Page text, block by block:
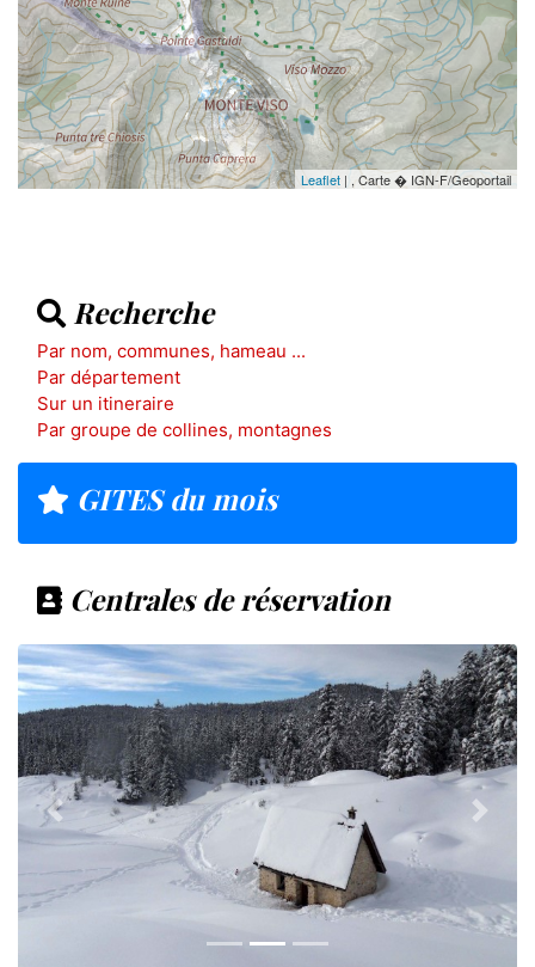
Leaflet | , Carte � IGN-F/Geoportail
Recherche
Par nom, communes, hameau ...
Par département
Sur un itineraire
Par groupe de collines, montagnes
GITES du mois
Centrales de réservation